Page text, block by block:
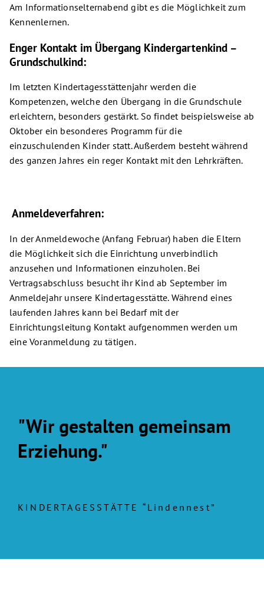
Am Informationselternabend gibt es die Möglichkeit zum
Kennenlernen.
Enger Kontakt im Übergang Kindergartenkind –
Grundschulkind:
Im letzten Kindertagesstättenjahr werden die
Kompetenzen, welche den Übergang in die Grundschule
erleichtern, besonders gestärkt. So findet beispielsweise ab
Oktober ein besonderes Programm für die
einzuschulenden Kinder statt. Außerdem besteht während
des ganzen Jahres ein reger Kontakt mit den Lehrkräften.
Anmeldeverfahren:
In der Anmeldewoche (Anfang Februar) haben die Eltern
die Möglichkeit sich die Einrichtung unverbindlich
anzusehen und Informationen einzuholen. Bei
Vertragsabschluss besucht ihr Kind ab September im
Anmeldejahr unsere Kindertagesstätte. Während eines
laufenden Jahres kann bei Bedarf mit der
Einrichtungsleitung Kontakt aufgenommen werden um
eine Voranmeldung zu tätigen.
"Wir gestalten gemeinsam
Erziehung."
KINDERTAGESSTÄTTE “Lindennest”